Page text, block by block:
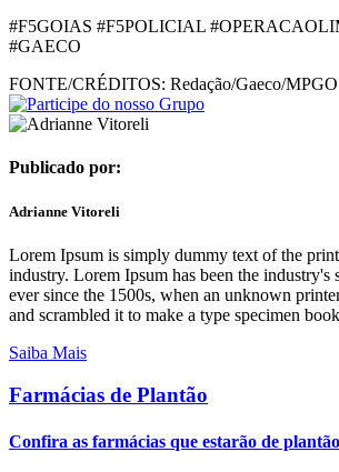
#F5GOIAS #F5POLICIAL
#GAECO
FONTE/CRÉDITOS: Redação/Gaeco/MPGO
Publicado por:
Adrianne Vitoreli
Lorem Ipsum is simply dummy text of the
industry. Lorem Ipsum has been the industry's
ever since the 1500s, when an unknown
and scrambled it to make a type specimen
Saiba Mais
Farmácias de Plantão
Confira as farmácias que estarão de plantão